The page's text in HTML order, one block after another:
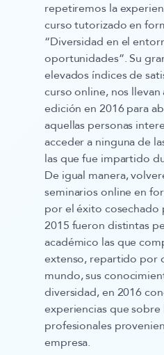
repetiremos la
curso tutorizado en
“Diversidad en el
oportunidades”. Su
elevados índices de
curso online, nos llevan
edición en 2016 para
aquellas personas
acceder a ninguna de
las que fue impartido
De igual manera,
seminarios online en
por el éxito cosechado
2015 fueron distintas
académico las que
extenso, repartido por
mundo, sus
diversidad, en 2016
experiencias que
profesionales
empresa.